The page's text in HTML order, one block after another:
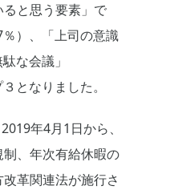
と思う要素」で
）、「上司の意識
な会議」
となりました。
年4月1日から、
、年次有給休暇の
革関連法が施行さ